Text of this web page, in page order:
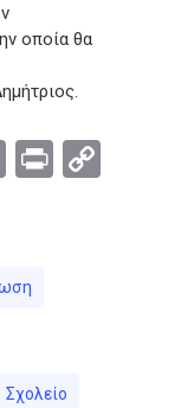
οποία θα
Email
Print
Σχολείο